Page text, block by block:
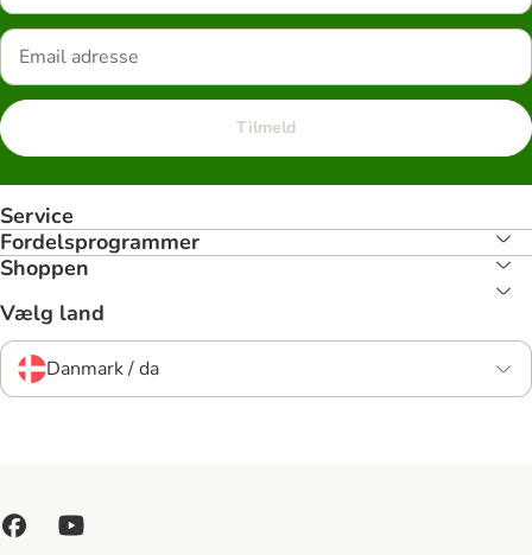
Tilmeld
Service
Fordelsprogrammer
Shoppen
Vælg land
Danmark / da